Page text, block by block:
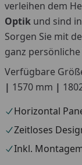
verleihen dem
Optik und sind
Sorgen Sie mit
ganz
Verfügbare
| 1570 mm |
Horizontal
Zeitloses
Inkl.